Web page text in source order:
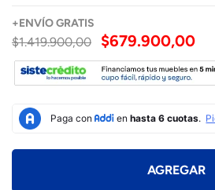
+ENVÍOGRATIS
$1.419.900,00 $679.900,00
AGREGAR